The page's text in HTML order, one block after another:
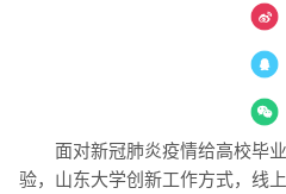
面对新冠肺炎疫情给高校毕业
验，山东大学创新工作方式，线